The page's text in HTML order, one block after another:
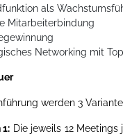
als
Mitarbeiterbindung
Networking mit
werden 3
Die jeweils 12